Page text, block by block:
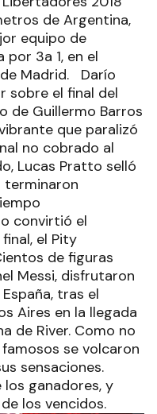
de Argentina,
equipo de
por 3a 1, en el
Madrid. Darío
sobre el final del
de Guillermo Barros
que paralizó
no cobrado al
Lucas Pratto selló
terminaron
convirtió el
el Pity
de figuras
Messi, disfrutaron
tras el
Aires en la llegada
de River. Como no
se volcaron
sensaciones.
ganadores, y
los vencidos.